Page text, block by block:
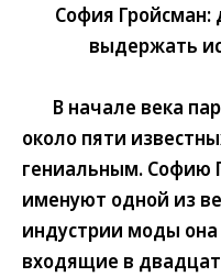
София Гройсман:
выдержать
В начале века
около пяти
гениальным. Софию
именуют одной из
индустрии моды
входящие в